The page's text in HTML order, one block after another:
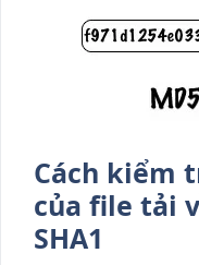
Cách kiểm
của file tải
SHA1